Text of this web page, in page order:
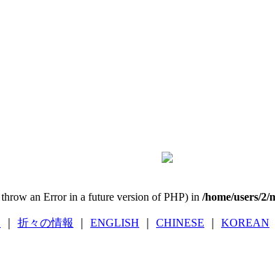
an Error in a future version of PHP) in /home/users/
折々の情報 ENGLISH CHINESE KOREAN